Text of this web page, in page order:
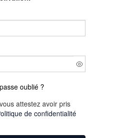
oublié ?
attestez avoir pris
de confidentialité